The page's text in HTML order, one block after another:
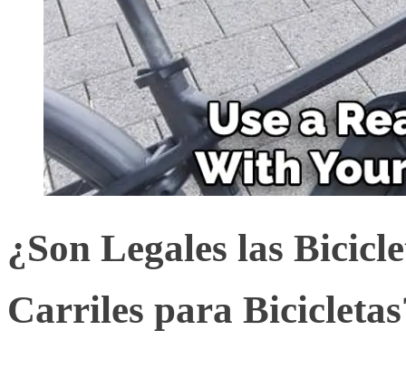
¿Son Legales las
Carriles para